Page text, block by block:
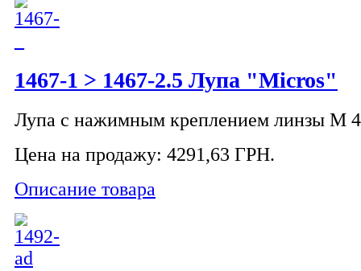
1467-1 > 1467-2.5 Лупа "Micros"
Лупа с нажимным креплением линзы M
Цена на продажу: 4291,63 ГРН.
Описание товара